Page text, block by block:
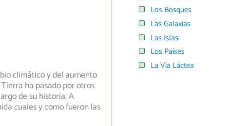
climático y del aumento
ha pasado por otros
de su historia. A
cuales y como fueron las
Los Bosques
Las Galaxias
Las Islas
Los Países
La Vía Láctea